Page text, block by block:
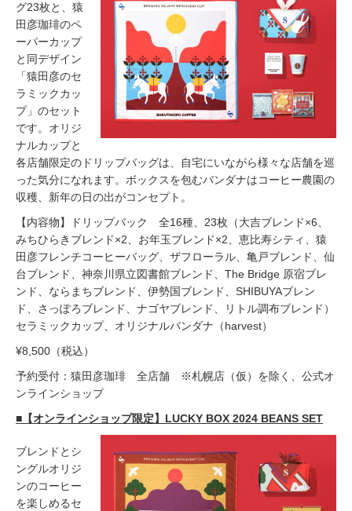
グ23枚と、猿
田彦珈琲のペ
ーパーカップ
と同デザイン
「猿田彦のセ
ラミックカッ
プ」のセット
です。オリジ
ナルカップと
各店舗限定のドリップバッグは、自宅にいながら様々な店舗を巡
った気分になれます。ボックスを包むバンダナはコーヒー農園の
収穫、新年の日の出がコンセプト。
【内容物】ドリップバック 全16種、23枚（大吉ブレンド×6、
みちひらきブレンド×2、お年玉ブレンド×2、恵比寿シティ、猿
田彦フレンチコーヒーバッグ、ザフローラル、亀戸ブレンド、仙
台ブレンド、神奈川県立図書館ブレンド、The Bridge 原宿ブレ
ンド、ならまちブレンド、伊勢国ブレンド、SHIBUYAブレン
ド、さっぽろブレンド、ナゴヤブレンド、リトル調布ブレンド）
セラミックカップ、オリジナルバンダナ（harvest）
¥8,500（税込）
予約受付：猿田彦珈琲 全店舗 ※札幌店（仮）を除く、公式オ
ンラインショップ
■【オンラインショップ限定】LUCKY BOX 2024 BEANS SET
ブレンドとシ
ングルオリジ
ンのコーヒー
を楽しめるセ